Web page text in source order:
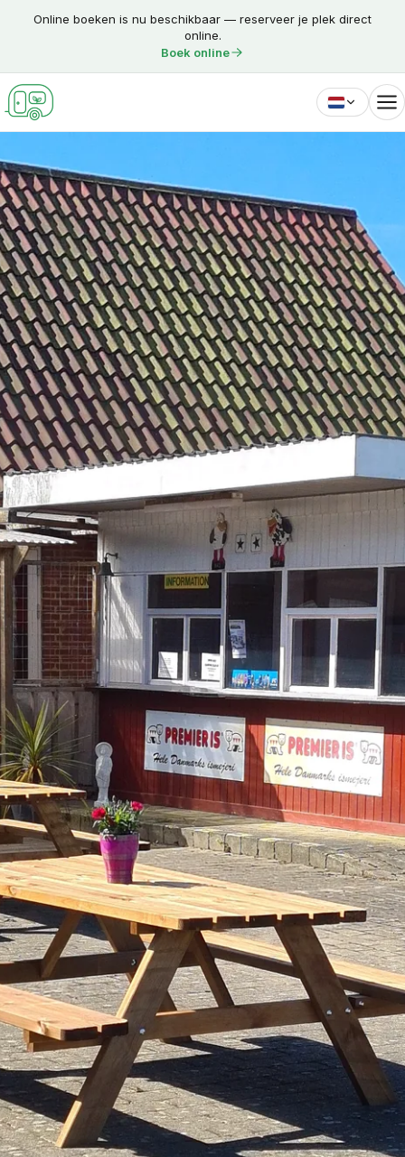
Online boeken is nu beschikbaar — reserveer je plek direct
online.
Boek online
Nederlands